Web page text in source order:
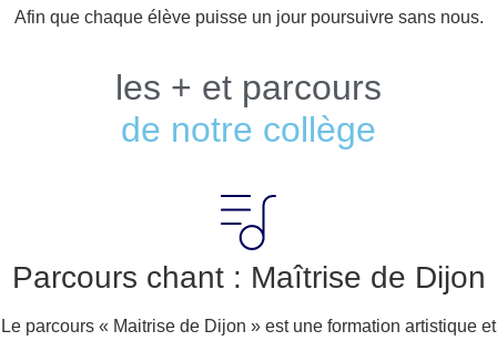
Afin que chaque élève puisse un jour poursuivre sans nous.
les + et parcours
de notre collège
Parcours chant : Maîtrise de Dijon
Le parcours « Maitrise de Dijon » est une formation artistique et